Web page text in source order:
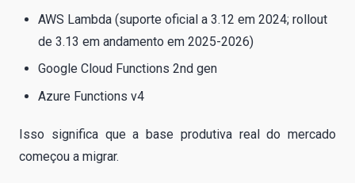
AWS Lambda (suporte oficial a 3.12 em 2024; rollout
de 3.13 em andamento em 2025-2026)
Google Cloud Functions 2nd gen
Azure Functions v4
Isso significa que a base produtiva real do mercado
começou a migrar.